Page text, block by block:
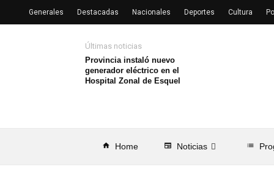
home Home newspaper Noticias list
Últimas noticias
Provincia instaló nuevo
generador eléctrico en el
Hospital Zonal de Esquel
Generales Destacadas Nacionales Deportes Cultura